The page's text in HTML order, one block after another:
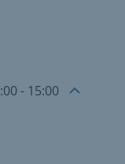
13:00 - 15:00